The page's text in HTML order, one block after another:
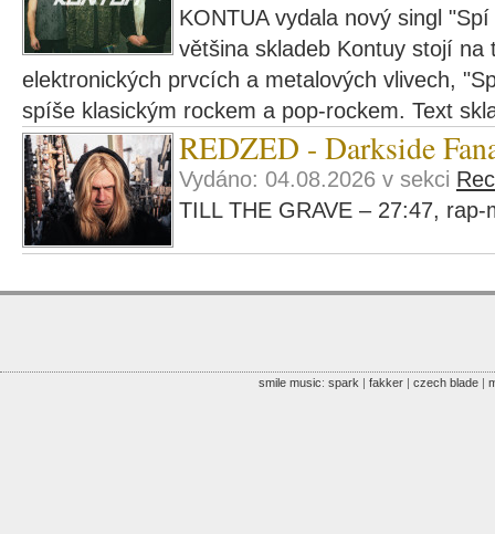
KONTUA vydala nový singl
většina skladeb Kontuy stojí na
elektronických prvcích a metalových vlivech,
spíše klasickým rockem a pop-rockem. Text
REDZED - Darkside
Vydáno: 04.08.2026 v sekci
TILL THE GRAVE – 27:47,
smile music:spark |fakker |czech blade |